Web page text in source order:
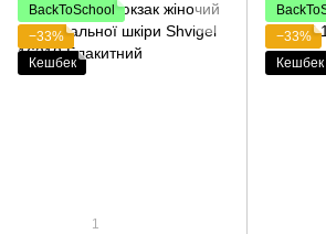
BackToSchool
−33%
Кешбек
1
−33%
Кешбек